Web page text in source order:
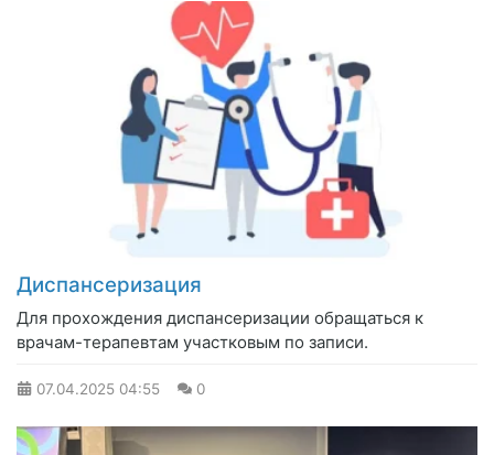
Диспансеризация
Для прохождения диспансеризации обращаться к
врачам-терапевтам участковым по записи.
07.04.2025 04:55 0